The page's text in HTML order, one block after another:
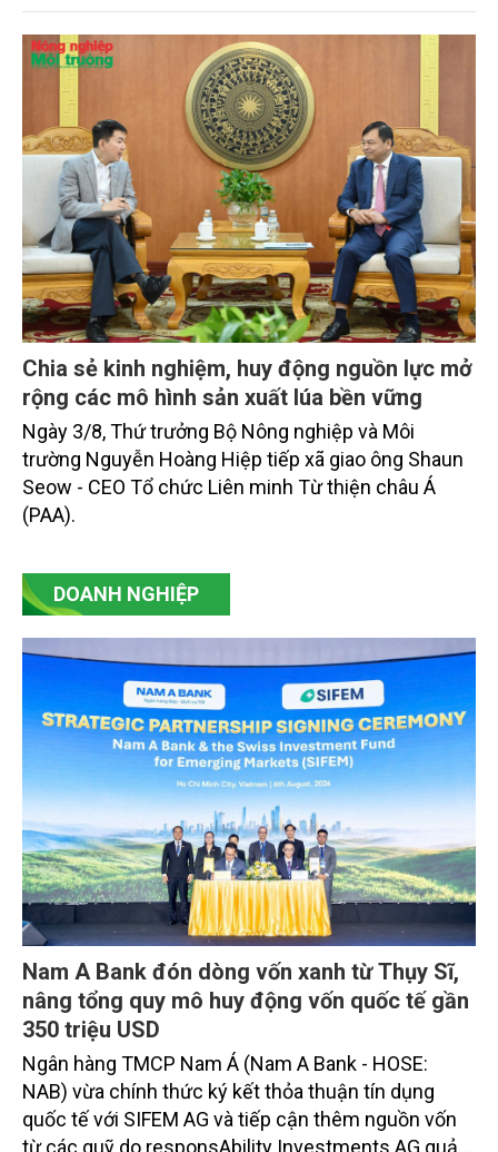
trưởng khá. Diện tích rừng trồng mới và sản lượng
thủy sản đều tăng nhẹ.
Chia sẻ kinh nghiệm, huy động nguồn lực mở
rộng các mô hình sản xuất lúa bền vững
Ngày 3/8, Thứ trưởng Bộ Nông nghiệp và Môi
trường Nguyễn Hoàng Hiệp tiếp xã giao ông Shaun
Seow - CEO Tổ chức Liên minh Từ thiện châu Á
(PAA).
DOANH NGHIỆP
Nam A Bank đón dòng vốn xanh từ Thụy Sĩ,
nâng tổng quy mô huy động vốn quốc tế gần
350 triệu USD
Ngân hàng TMCP Nam Á (Nam A Bank - HOSE:
NAB) vừa chính thức ký kết thỏa thuận tín dụng
quốc tế với SIFEM AG và tiếp cận thêm nguồn vốn
từ các quỹ do responsAbility Investments AG quản